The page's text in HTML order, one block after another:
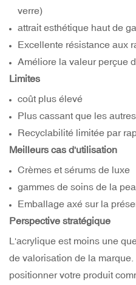
verre)
attrait esthétique haut de
Excellente résistance aux
Améliore la valeur perçue
Limites
coût plus élevé
Plus cassant que les
Recyclabilité limitée par
Meilleurs cas d'utilisation
Crèmes et sérums de luxe
gammes de soins de la
Emballage axé sur la
Perspective stratégique
L'acrylique est moins une
de valorisation de la
positionner votre produit